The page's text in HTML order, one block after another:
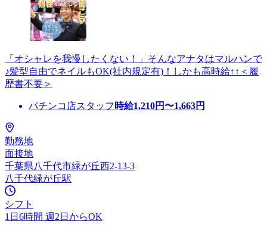
「オシャレを我慢したくない！」そんなアナタはマルハンで
♪髪型自由でネイルもOK(社内規定有)！しかも高時給↑↑＜履
歴書不要＞
パチンコ店スタッフ 時給1,210円〜1,663円
勤務地
面接地
千葉県八千代市緑が丘西2-13-3
八千代緑が丘駅
シフト
1日6時間 週2日からOK